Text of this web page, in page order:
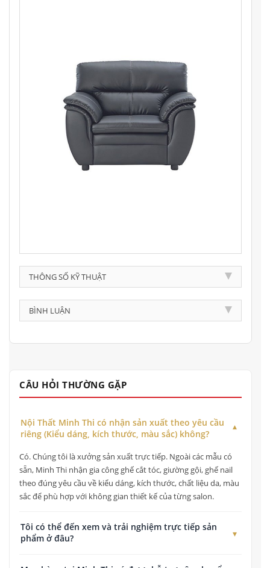
THÔNG SỐ KỸ THUẬT
BÌNH LUẬN
CÂU HỎI THƯỜNG GẶP
Nội Thất Minh Thi có nhận sản xuất theo yêu cầu
riêng (Kiểu dáng, kích thước, màu sắc) không?
Có. Chúng tôi là xưởng sản xuất trực tiếp. Ngoài các mẫu có
sẵn, Minh Thi nhận gia công ghế cắt tóc, giường gội, ghế nail
theo đúng yêu cầu về kiểu dáng, kích thước, chất liệu da, màu
sắc để phù hợp với không gian thiết kế của từng salon.
Tôi có thể đến xem và trải nghiệm trực tiếp sản
phẩm ở đâu?